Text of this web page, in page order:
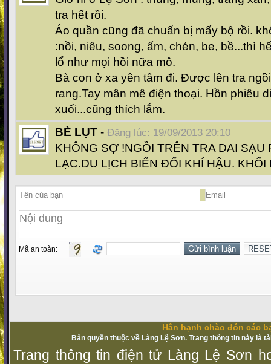
tra hết rồi.
Áo quần cũng đã chuẩn bị mấy bộ rồi.
:nồi, niêu, soong, ấm, chén, be, bề...thì
lổ như mọi hồi nữa mô.
Bà con ở xa yên tâm đi. Được lên tra
rang.Tay mân mê điện thoại. Hồn phiêu
xuối...cũng thích lắm.
BÈ LỤT - Đăng lúc: 19/09/2013 20:10
KHÔNG SỢ !NGỒI TRÊN TRA DAI SẠU
LẠC.DU LỊCH BIẾN ĐỔI KHÍ HẬU. KHỐI
Mã an toàn:
Hân hạnh chào đón các
Bản quyền thuộc về Làng Lệ Sơn. Trang thông tin này là
Trang thông tin điện tử Làng Lệ Sơn